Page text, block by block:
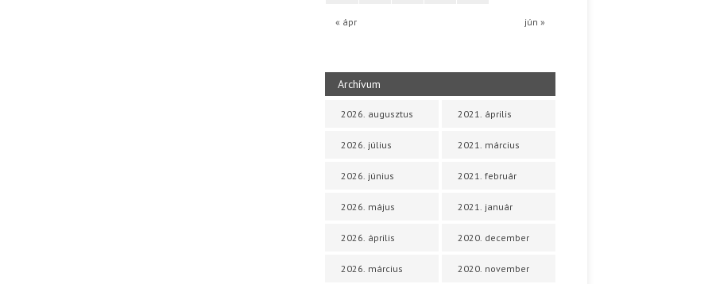
« ápr jún »
Archívum
2026. augusztus
2026. július
2026. június
2026. május
2026. április
2026. március
2021. április
2021. március
2021. február
2021. január
2020. december
2020. november